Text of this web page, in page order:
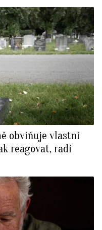
obviňuje vlastní
reagovat, radí